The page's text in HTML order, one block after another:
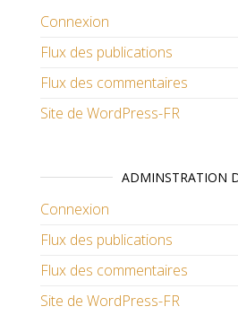
Connexion
Flux des publications
Flux des commentaires
Site de WordPress-FR
ADMINSTRATION
Connexion
Flux des publications
Flux des commentaires
Site de WordPress-FR